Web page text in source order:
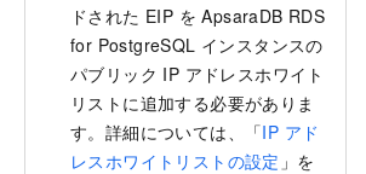
ドされた EIP を ApsaraDB RDS
for PostgreSQL インスタンスの
パブリック IP アドレスホワイト
リストに追加する必要がありま
す。詳細については、「IP アド
レスホワイトリストの設定 」を